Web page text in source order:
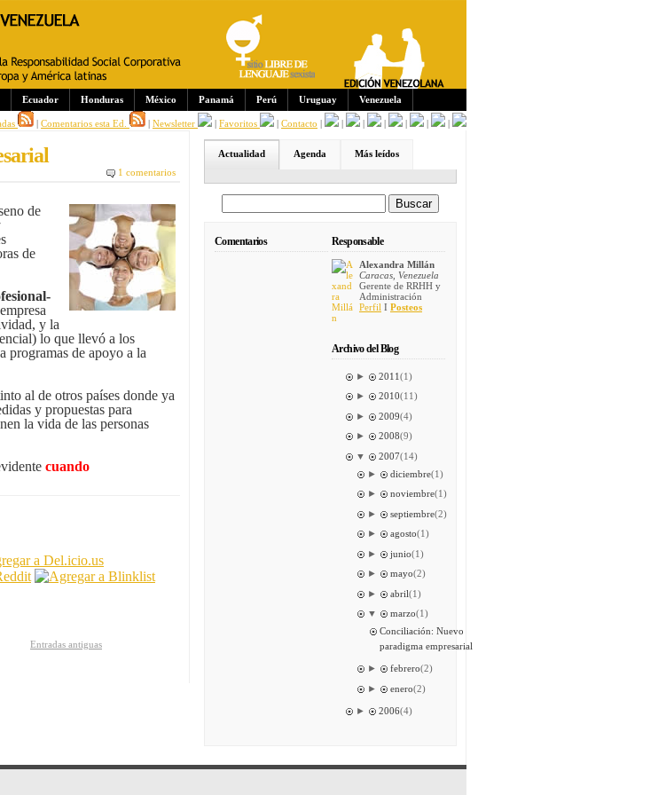
Ecuador Honduras México Panamá Perú Uruguay Venezuela
| Comentarios esta Ed. | Newsletter | Favoritos | Contacto | | | | | | |
1 comentarios
de
de
y la
lo que llevó a los
programas de apoyo a la
al de otros países donde ya
y propuestas para
la vida de las personas
cuando
Entradas antiguas
Actualidad Agenda Más leídos
Comentarios Responsable
Alexandra Millán
Caracas, Venezuela
Gerente de RRHH y
Administración
Perfil I Posteos
Archivo del Blog
► 2011(1)
►
2010(11)
►
2009(4)
►
2008(9)
▼
2007(14)
►
diciembre(1)
►
noviembre(1)
►
septiembre(2)
►
agosto(1)
►
junio(1)
►
mayo(2)
►
abril(1)
▼
marzo(1)
Conciliación: Nuevo
paradigma empresarial
► febrero(2)
►
enero(2)
► 2006(4)